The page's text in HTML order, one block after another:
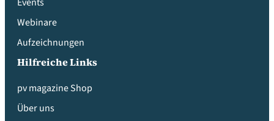
Webinare
Aufzeichnungen
Hilfreiche Links
pv magazine Shop
Über uns